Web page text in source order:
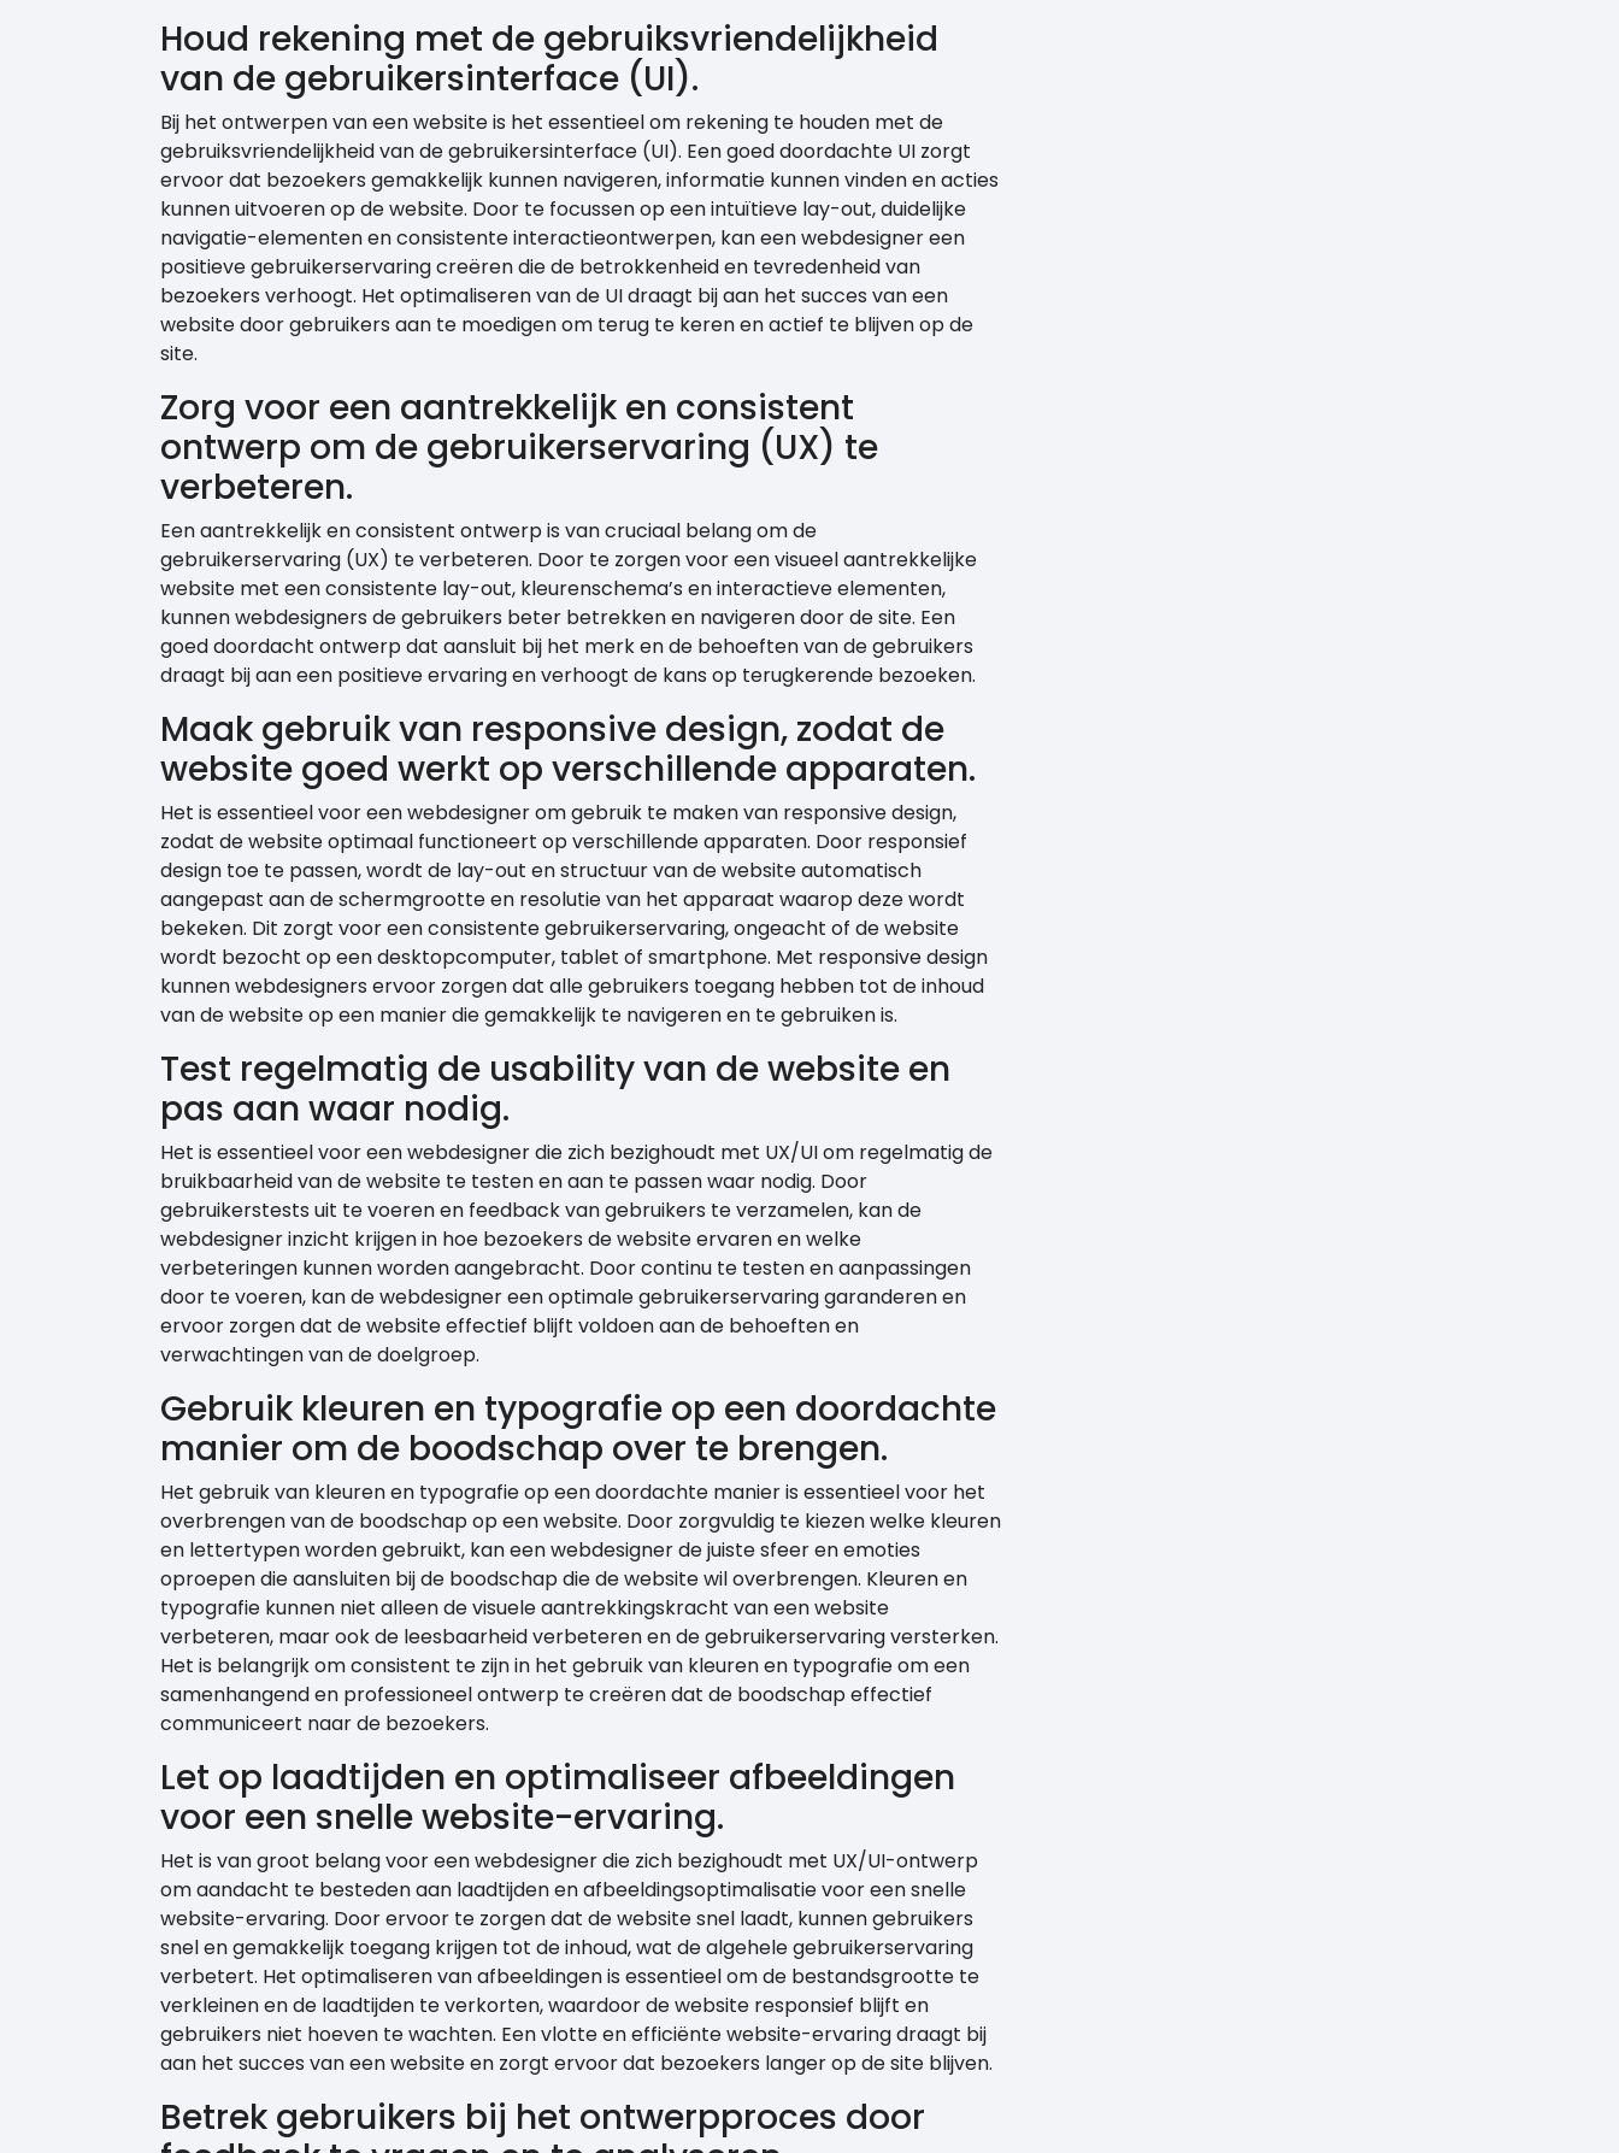
Houd rekening met de gebruiksvriendelijkheid
van de gebruikersinterface (UI).
Bij het ontwerpen van een website is het essentieel om rekening te houden met de
gebruiksvriendelijkheid van de gebruikersinterface (UI). Een goed doordachte UI zorgt
ervoor dat bezoekers gemakkelijk kunnen navigeren, informatie kunnen vinden en acties
kunnen uitvoeren op de website. Door te focussen op een intuïtieve lay-out, duidelijke
navigatie-elementen en consistente interactieontwerpen, kan een webdesigner een
positieve gebruikerservaring creëren die de betrokkenheid en tevredenheid van
bezoekers verhoogt. Het optimaliseren van de UI draagt bij aan het succes van een
website door gebruikers aan te moedigen om terug te keren en actief te blijven op de
site.
Zorg voor een aantrekkelijk en consistent
ontwerp om de gebruikerservaring (UX) te
verbeteren.
Een aantrekkelijk en consistent ontwerp is van cruciaal belang om de
gebruikerservaring (UX) te verbeteren. Door te zorgen voor een visueel aantrekkelijke
website met een consistente lay-out, kleurenschema’s en interactieve elementen,
kunnen webdesigners de gebruikers beter betrekken en navigeren door de site. Een
goed doordacht ontwerp dat aansluit bij het merk en de behoeften van de gebruikers
draagt bij aan een positieve ervaring en verhoogt de kans op terugkerende bezoeken.
Maak gebruik van responsive design, zodat de
website goed werkt op verschillende apparaten.
Het is essentieel voor een webdesigner om gebruik te maken van responsive design,
zodat de website optimaal functioneert op verschillende apparaten. Door responsief
design toe te passen, wordt de lay-out en structuur van de website automatisch
aangepast aan de schermgrootte en resolutie van het apparaat waarop deze wordt
bekeken. Dit zorgt voor een consistente gebruikerservaring, ongeacht of de website
wordt bezocht op een desktopcomputer, tablet of smartphone. Met responsive design
kunnen webdesigners ervoor zorgen dat alle gebruikers toegang hebben tot de inhoud
van de website op een manier die gemakkelijk te navigeren en te gebruiken is.
Test regelmatig de usability van de website en
pas aan waar nodig.
Het is essentieel voor een webdesigner die zich bezighoudt met UX/UI om regelmatig de
bruikbaarheid van de website te testen en aan te passen waar nodig. Door
gebruikerstests uit te voeren en feedback van gebruikers te verzamelen, kan de
webdesigner inzicht krijgen in hoe bezoekers de website ervaren en welke
verbeteringen kunnen worden aangebracht. Door continu te testen en aanpassingen
door te voeren, kan de webdesigner een optimale gebruikerservaring garanderen en
ervoor zorgen dat de website effectief blijft voldoen aan de behoeften en
verwachtingen van de doelgroep.
Gebruik kleuren en typografie op een doordachte
manier om de boodschap over te brengen.
Het gebruik van kleuren en typografie op een doordachte manier is essentieel voor het
overbrengen van de boodschap op een website. Door zorgvuldig te kiezen welke kleuren
en lettertypen worden gebruikt, kan een webdesigner de juiste sfeer en emoties
oproepen die aansluiten bij de boodschap die de website wil overbrengen. Kleuren en
typografie kunnen niet alleen de visuele aantrekkingskracht van een website
verbeteren, maar ook de leesbaarheid verbeteren en de gebruikerservaring versterken.
Het is belangrijk om consistent te zijn in het gebruik van kleuren en typografie om een
samenhangend en professioneel ontwerp te creëren dat de boodschap effectief
communiceert naar de bezoekers.
Let op laadtijden en optimaliseer afbeeldingen
voor een snelle website-ervaring.
Het is van groot belang voor een webdesigner die zich bezighoudt met UX/UI-ontwerp
om aandacht te besteden aan laadtijden en afbeeldingsoptimalisatie voor een snelle
website-ervaring. Door ervoor te zorgen dat de website snel laadt, kunnen gebruikers
snel en gemakkelijk toegang krijgen tot de inhoud, wat de algehele gebruikerservaring
verbetert. Het optimaliseren van afbeeldingen is essentieel om de bestandsgrootte te
verkleinen en de laadtijden te verkorten, waardoor de website responsief blijft en
gebruikers niet hoeven te wachten. Een vlotte en efficiënte website-ervaring draagt bij
aan het succes van een website en zorgt ervoor dat bezoekers langer op de site blijven.
Betrek gebruikers bij het ontwerpproces door